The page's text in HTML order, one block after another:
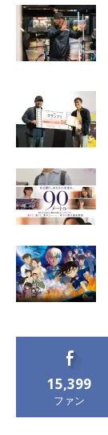
15,399
ファン